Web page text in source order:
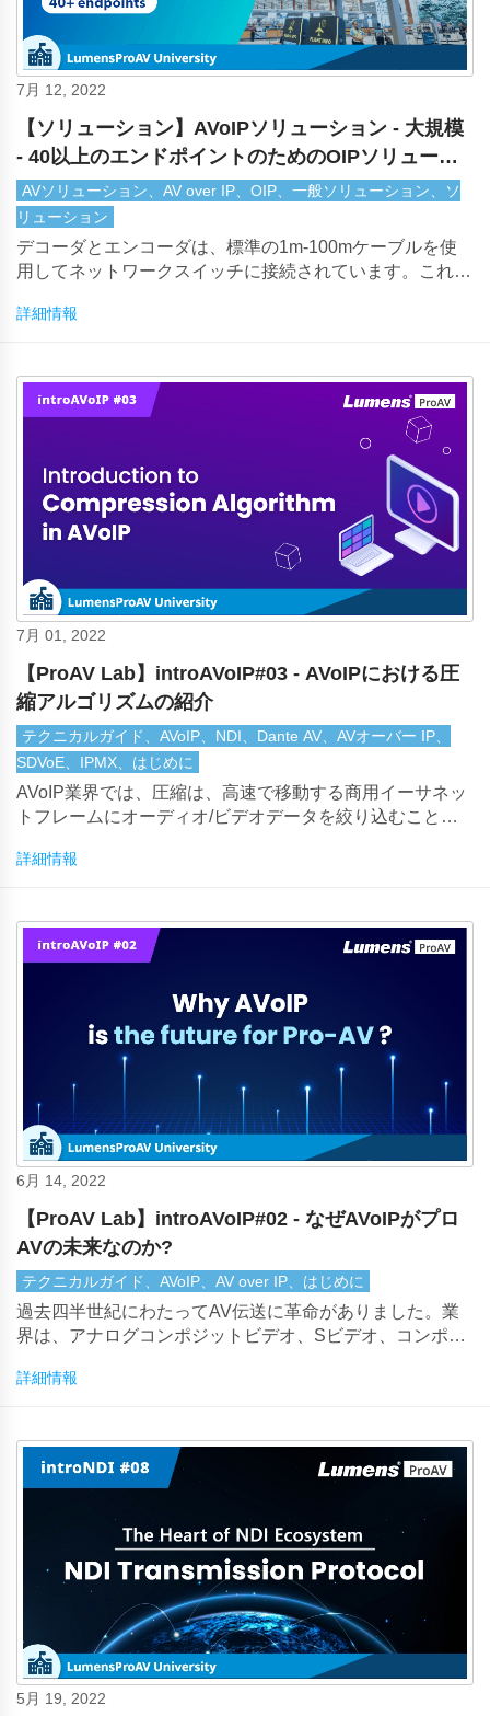
7月 12, 2022
【ソリューション】AVoIPソリューション - 大規模
- 40以上のエンドポイントのためのOIPソリューシ
ョン
AVソリューション、AV over IP、OIP、一般ソリューション、ソ
リューション
デコーダとエンコーダは、標準の1m-100mケーブルを使
用してネットワークスイッチに接続されています。これ
大伝送距離が最大200mであることを意味します。
詳細情報
7月 01, 2022
【ProAV Lab】introAVoIP#03 - AVoIPにおける圧
縮アルゴリズムの紹介
テクニカルガイド、AVoIP、NDI、Dante AV、AVオーバー IP、
SDVoE、IPMX、はじめに
AVoIP業界では、圧縮は、高速で移動する商用イーサネッ
トフレームにオーディオ/ビデオデータを絞り込むことを
ゴリズムの進歩により、AV over IPの実現が可能になりま
詳細情報
6月 14, 2022
【ProAV Lab】introAVoIP#02 - なぜAVoIPがプロ
AVの未来なのか?
テクニカルガイド、AVoIP、AV over IP、はじめに
過去四半世紀にわたってAV伝送に革命がありました。業
界は、アナログコンポジットビデオ、Sビデオ、コンポー
レスビデオを配信できるデジタルDVIおよびHDMIケーブ
詳細情報
5月 19, 2022